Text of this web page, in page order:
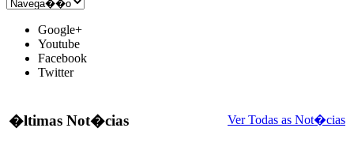
Google+
Youtube
Facebook
Twitter
�ltimas Not�cias Ver Todas as Not�cias